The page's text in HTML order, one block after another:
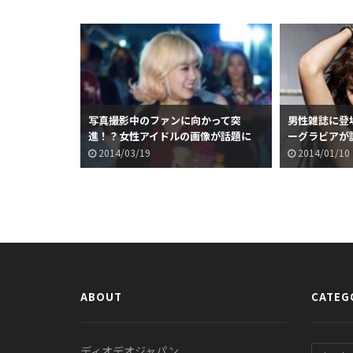
写真撮影中のファンに向かって突
進！？女性アイドルの画像が話題に
2014/03/19
男性雑誌に
ーグラビアが
2014/01/10
ABOUT